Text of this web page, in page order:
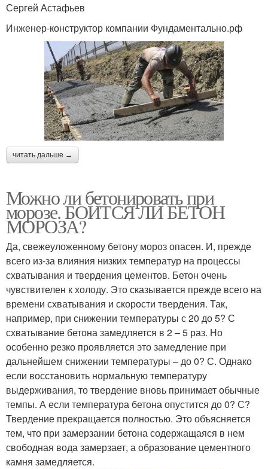
Сергей Астафьев
Инженер-конструктор компании Фундаментально.рф
читать дальше →
Можно ли бетонировать при
морозе. БОИТСЯ ЛИ БЕТОН
МОРОЗА?
Да, свежеуложенному бетону мороз опасен. И, прежде
всего из-за влияния низких температур на процессы
схватывания и твердения цементов. Бетон очень
чувствителен к холоду. Это сказывается прежде всего на
времени схватывания и скорости твердения. Так,
например, при снижении температуры с 20 до 5? С
схватывание бетона замедляется в 2 – 5 раз. Но
особенно резко проявляется это замедление при
дальнейшем снижении температуры – до 0? С. Однако
если восстановить нормальную температуру
выдерживания, то твердение вновь принимает обычные
темпы. А если температура бетона опустится до 0? С?
Твердение прекращается полностью. Это объясняется
тем, что при замерзании бетона содержащаяся в нем
свободная вода замерзает, а образование цементного
камня замедляется.